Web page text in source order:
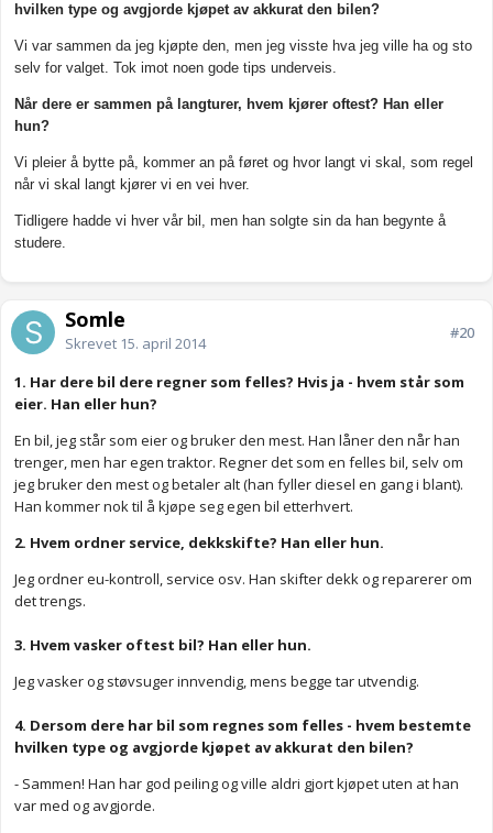
hvilken type og avgjorde kjøpet av akkurat den bilen?
Vi var sammen da jeg kjøpte den, men jeg visste hva jeg ville ha og sto
selv for valget. Tok imot noen gode tips underveis.
Når dere er sammen på langturer, hvem kjører oftest? Han eller
hun?
Vi pleier å bytte på, kommer an på føret og hvor langt vi skal, som regel
når vi skal langt kjører vi en vei hver.
Tidligere hadde vi hver vår bil, men han solgte sin da han begynte å
studere.
Somle
Skrevet 15. april 2014
#20
1. Har dere bil dere regner som felles? Hvis ja - hvem står som
eier. Han eller hun?
En bil, jeg står som eier og bruker den mest. Han låner den når han
trenger, men har egen traktor. Regner det som en felles bil, selv om
jeg bruker den mest og betaler alt (han fyller diesel en gang i blant).
Han kommer nok til å kjøpe seg egen bil etterhvert.
2. Hvem ordner service, dekkskifte? Han eller hun.
Jeg ordner eu-kontroll, service osv. Han skifter dekk og reparerer om
det trengs.
3. Hvem vasker oftest bil? Han eller hun.
Jeg vasker og støvsuger innvendig, mens begge tar utvendig.
4. Dersom dere har bil som regnes som felles - hvem bestemte
hvilken type og avgjorde kjøpet av akkurat den bilen?
- Sammen! Han har god peiling og ville aldri gjort kjøpet uten at han
var med og avgjorde.